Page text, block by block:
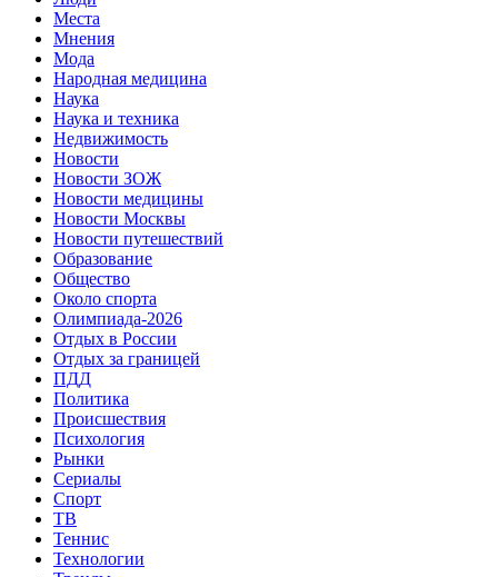
Места
Мнения
Мода
Народная медицина
Наука
Наука и техника
Недвижимость
Новости
Новости ЗОЖ
Новости медицины
Новости Москвы
Новости путешествий
Образование
Общество
Около спорта
Олимпиада-2026
Отдых в России
Отдых за границей
ПДД
Политика
Происшествия
Психология
Рынки
Сериалы
Спорт
ТВ
Теннис
Технологии